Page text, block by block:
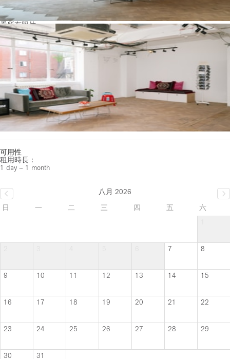
看所有照片
可用性
租用時長：
1 day – 1 month
八月 2026
日
一 二 三 四 五
六
7 8
9 10 11 12 13 14 15
16 17 18 19 20 21 22
23 24 25 26 27 28 29
30 31